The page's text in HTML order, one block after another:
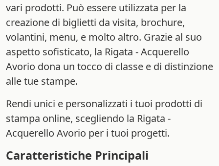
vari prodotti. Può essere utilizzata per la
creazione di biglietti da visita, brochure,
volantini, menu, e molto altro. Grazie al suo
aspetto sofisticato, la Rigata - Acquerello
Avorio dona un tocco di classe e di distinzione
alle tue stampe.
Rendi unici e personalizzati i tuoi prodotti di
stampa online, scegliendo la Rigata -
Acquerello Avorio per i tuoi progetti.
Caratteristiche Principali